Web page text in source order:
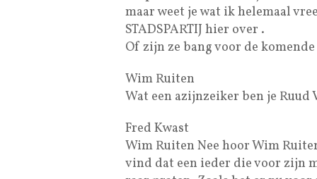
maar weet je wat ik helemaal
STADSPARTIJ hier over .
Of zijn ze bang voor de
Wim Ruiten
Wat een azijnzeiker ben je Ruud
Fred Kwast
Wim Ruiten Nee hoor Wim
vind dat een ieder die voor zijn